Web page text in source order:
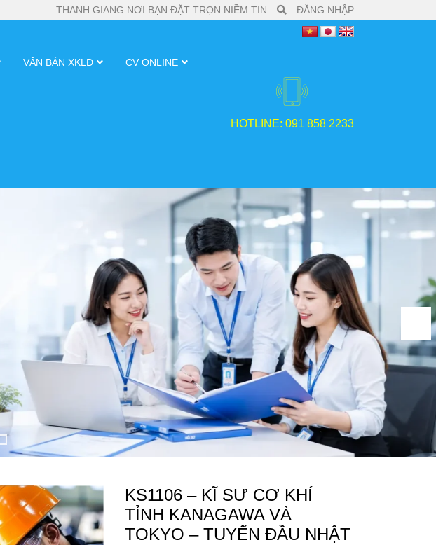
THANH GIANG NƠI BẠN ĐẶT TRỌN NIỀM TIN ĐĂNG NHẬP
VĂN BẢN XKLĐ CV ONLINE
HOTLINE: 091 858 2233
KS1106 – KĨ SƯ CƠ KHÍ
TỈNH KANAGAWA VÀ
TOKYO – TUYỂN ĐẦU NHẬT